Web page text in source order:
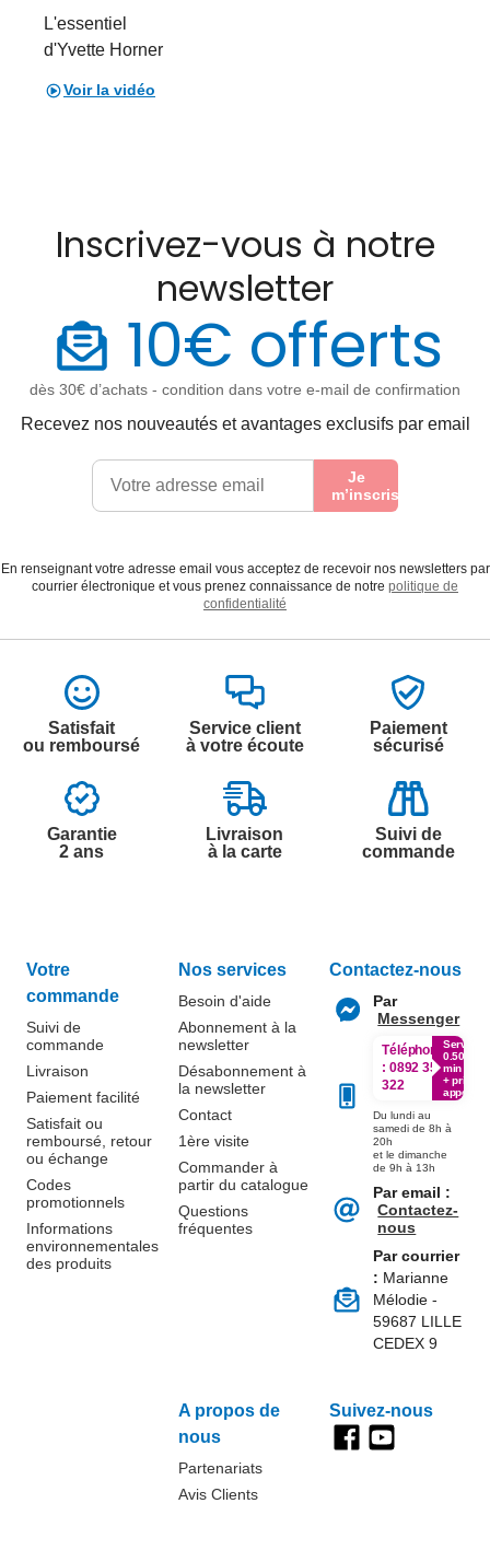
L'essentiel
d'Yvette Horner
Voir la vidéo
Inscrivez-vous à notre
newsletter
10€ offerts
dès 30€ d’achats - condition dans votre e-mail de confirmation
Recevez nos nouveautés et avantages exclusifs par email
Je
m’inscris
En renseignant votre adresse email vous acceptez de recevoir nos newsletters par
courrier électronique et vous prenez connaissance de notre politique de
confidentialité
Satisfait
ou remboursé
Service client
à votre écoute
Paiement
sécurisé
Garantie
2 ans
Livraison
à la carte
Suivi de
commande
Votre
commande
Suivi de
commande
Livraison
Paiement facilité
Satisfait ou
remboursé, retour
ou échange
Codes
promotionnels
Informations
environnementales
des produits
Nos services
Besoin d'aide
Abonnement à la
newsletter
Désabonnement à
la newsletter
Contact
1ère visite
Commander à
partir du catalogue
Questions
fréquentes
A propos de
nous
Partenariats
Avis Clients
Contactez-nous
Par
Messenger
Téléphone
: 0892 350
322
Service
0.50€ /
min
+ prix
appel
Du lundi au
samedi de 8h à
20h
et le dimanche
de 9h à 13h
Par email :
Contactez-
nous
Par courrier
: Marianne
Mélodie -
59687 LILLE
CEDEX 9
Suivez-nous